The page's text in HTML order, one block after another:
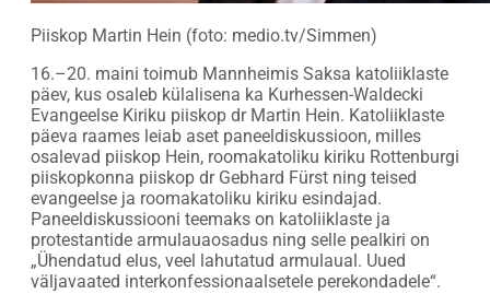
Piiskop Martin Hein (foto: medio.tv/Simmen)
16.–20. maini toimub Mannheimis Saksa katoliiklaste
päev, kus osaleb külalisena ka Kurhessen-Waldecki
Evangeelse Kiriku piiskop dr Martin Hein. Katoliiklaste
päeva raames leiab aset paneeldiskussioon, milles
osalevad piiskop Hein, roomakatoliku kiriku Rottenburgi
piiskopkonna piiskop dr Gebhard Fürst ning teised
evangeelse ja roomakatoliku kiriku esindajad.
Paneeldiskussiooni teemaks on katoliiklaste ja
protestantide armulauaosadus ning selle pealkiri on
„Ühendatud elus, veel lahutatud armulaual. Uued
väljavaated interkonfessionaalsetele perekondadele“.